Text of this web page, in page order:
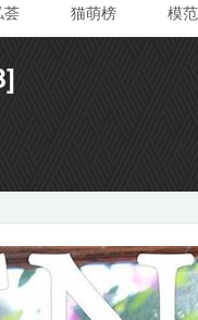
荟 猫萌榜 模